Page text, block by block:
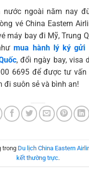
nước ngoài năm nay
vé China Eastern
máy bay đi Mỹ, Trung
mua hành lý ký gửi
,đổi ngày bay, visa
6695 để được tư vấn
đi suôn sẻ và bình an!
trong Du lịch China Eastern
kết thường trực.